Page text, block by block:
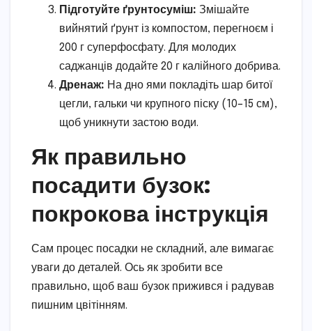
Підготуйте ґрунтосуміш: Змішайте
вийнятий ґрунт із компостом, перегноєм і
200 г суперфосфату. Для молодих
саджанців додайте 20 г калійного добрива.
Дренаж: На дно ями покладіть шар битої
цегли, гальки чи крупного піску (10–15 см),
щоб уникнути застою води.
Як правильно
посадити бузок:
покрокова інструкція
Сам процес посадки не складний, але вимагає
уваги до деталей. Ось як зробити все
правильно, щоб ваш бузок прижився і радував
пишним цвітінням.